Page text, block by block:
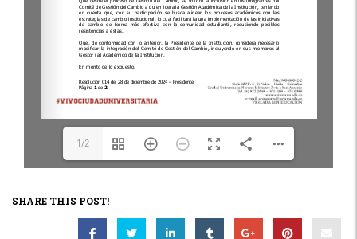
1/2
SHARE THIS POST!